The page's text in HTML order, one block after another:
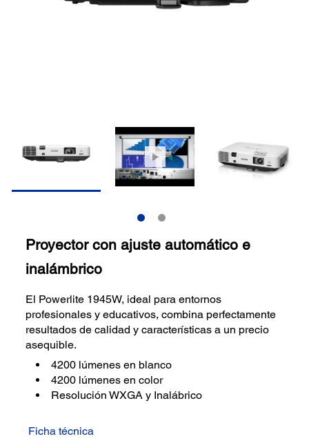
Proyector con ajuste automático e
inalámbrico
El Powerlite 1945W, ideal para entornos
profesionales y educativos, combina perfectamente
resultados de calidad y características a un precio
asequible.
4200 lúmenes en blanco
4200 lúmenes en color
Resolución WXGA y Inalábrico
Ficha técnica